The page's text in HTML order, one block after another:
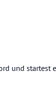
und startest